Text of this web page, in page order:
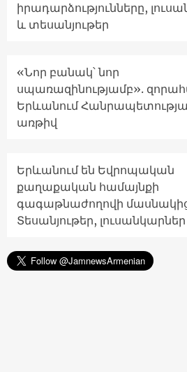
իրադարձությունները,
և տեսանյութեր
«Նոր բանակ՝ նոր
սպառազինությամբ».
Երևանում
առթիվ
Երևանում են Եվրոպական
քաղաքական համայնքի
գագաթնաժողովի
Տեսանյութեր, լուսանկարներ